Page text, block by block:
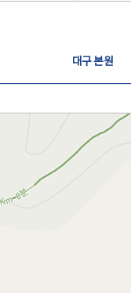
대구 본원